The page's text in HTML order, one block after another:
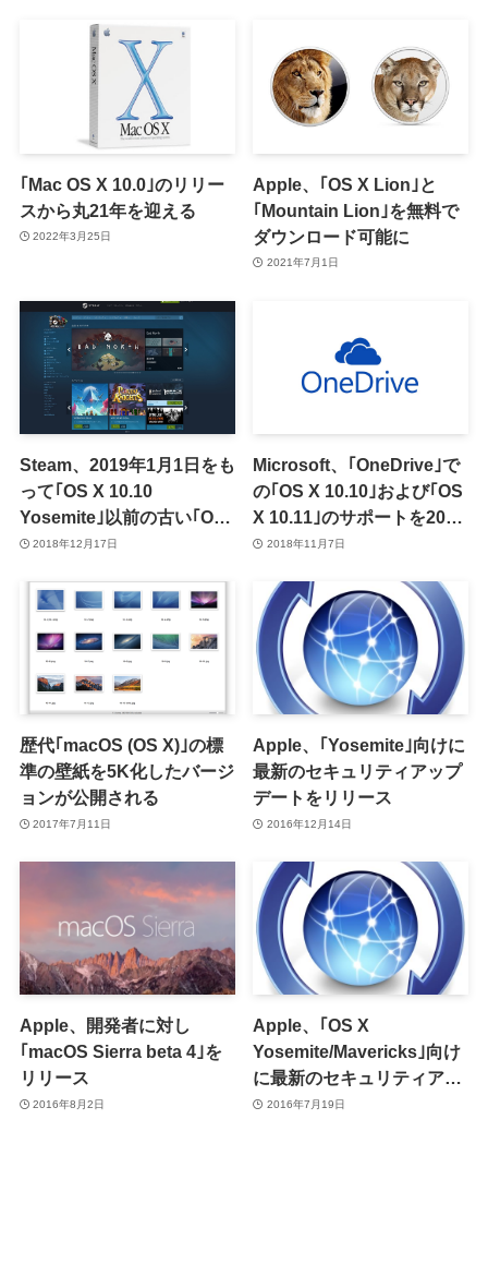
｢Mac OS X 10.0｣のリリー
スから丸21年を迎える
2022年3月25日
Apple、｢OS X Lion｣と
｢Mountain Lion｣を無料で
ダウンロード可能に
2021年7月1日
Steam、2019年1月1日をも
って｢OS X 10.10
Yosemite｣以前の古い｢OS
X｣のサポートを終了へ
2018年12月17日
Microsoft、｢OneDrive｣で
の｢OS X 10.10｣および｢OS
X 10.11｣のサポートを2019
年2月1日をもって終了へ
2018年11月7日
歴代｢macOS (OS X)｣の標
準の壁紙を5K化したバージ
ョンが公開される
2017年7月11日
Apple、｢Yosemite｣向けに
最新のセキュリティアップ
デートをリリース
2016年12月14日
Apple、開発者に対し
｢macOS Sierra beta 4｣を
リリース
2016年8月2日
Apple、｢OS X
Yosemite/Mavericks｣向け
に最新のセキュリティアッ
プデート 2016-004をリリ
2016年7月19日